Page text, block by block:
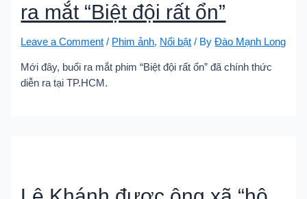
ra mắt “Biệt đội rất ổn”
Leave a Comment / Phim ảnh, Nổi bật / ByĐào Mạnh Long
Mới đây, buổi ra mắt phim “Biệt đội rất ổn” đã chính thức
diễn ra tại TP.HCM.